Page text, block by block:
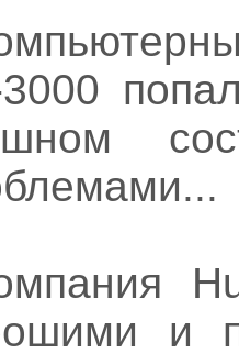
3000
и